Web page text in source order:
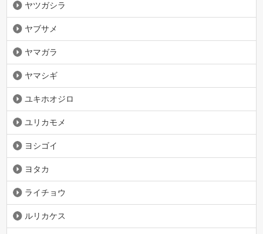
ヤツガシラ
ヤブサメ
ヤマガラ
ヤマシギ
ユキホオジロ
ユリカモメ
ヨシゴイ
ヨタカ
ライチョウ
ルリカケス